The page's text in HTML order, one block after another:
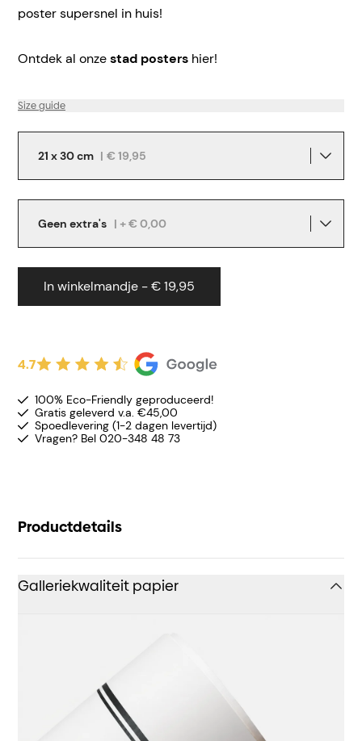
poster supersnel in huis!
Ontdek al onzestad posters hier!
Size guide
21 x 30 cm | € 19,95
Geen extra's | + € 0,00
In winkelmandje - € 19,95
4.7
100% Eco-Friendly geproduceerd!
Gratis geleverd v.a. €45,00
Spoedlevering (1-2 dagen levertijd)
Vragen? Bel 020-348 48 73
Productdetails
Galleriekwaliteit papier